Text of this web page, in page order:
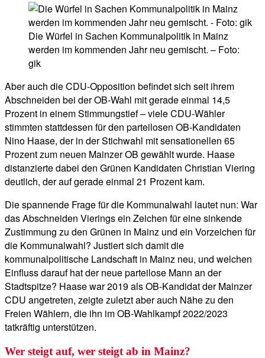
Die Würfel in Sachen Kommunalpolitik in Mainz
werden im kommenden Jahr neu gemischt. – Foto:
gik
Aber auch die CDU-Opposition befindet sich seit ihrem
Abschneiden bei der OB-Wahl mit gerade einmal 14,5
Prozent in einem Stimmungstief – viele CDU-Wähler
stimmten stattdessen für den parteilosen OB-Kandidaten
Nino Haase, der in der Stichwahl mit sensationellen 65
Prozent zum neuen Mainzer OB gewählt wurde. Haase
distanzierte dabei den Grünen Kandidaten Christian Viering
deutlich, der auf gerade einmal 21 Prozent kam.
Die spannende Frage für die Kommunalwahl lautet nun: War
das Abschneiden Vierings ein Zeichen für eine sinkende
Zustimmung zu den Grünen in Mainz und ein Vorzeichen für
die Kommunalwahl? Justiert sich damit die
kommunalpolitische Landschaft in Mainz neu, und welchen
Einfluss darauf hat der neue parteilose Mann an der
Stadtspitze? Haase war 2019 als OB-Kandidat der Mainzer
CDU angetreten, zeigte zuletzt aber auch Nähe zu den
Freien Wählern, die ihn im OB-Wahlkampf 2022/2023
tatkräftig unterstützen.
Wer steigt auf, wer steigt ab in Mainz?